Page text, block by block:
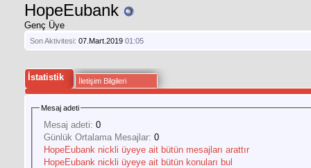
hilesi
HopeEubank
Genç Üye
Son Aktivitesi: 07.Mart.2019 01:05
İstatistik İletişim Bilgileri
Mesaj adeti
Mesaj adeti: 0
Günlük Ortalama Mesajlar: 0
HopeEubank nickli üyeye ait bütün mesajları arattır
HopeEubank nickli üyeye ait bütün konuları bul